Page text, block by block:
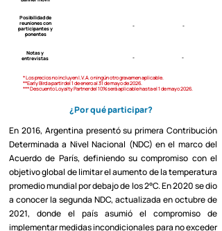
Posibilidad de
reuniones con
participantes y
ponentes
- -
Notas y
entrevistas
- -
* Los precios no incluyen I.V.A. o ningún otro gravamen aplicable.
**Early Bird a partir del 1 de enero al 31 de mayo de 2026.
*** Descuento Loyalty Partner del 10% será aplicable hasta el 1 de mayo 2026.
¿Por qué participar?
En 2016, Argentina presentó su primera Contribución
Determinada a Nivel Nacional (NDC) en el marco del
Acuerdo de París, definiendo su compromiso con el
objetivo global de limitar el aumento de la temperatura
promedio mundial por debajo de los 2°C. En 2020 se dio
a conocer la segunda NDC, actualizada en octubre de
2021, donde el país asumió el compromiso de
implementar medidas incondicionales para no exceder